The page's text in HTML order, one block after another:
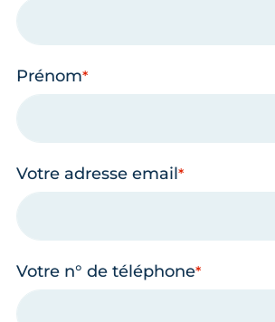
Prénom
Votre adresse email
Votre n° de téléphone